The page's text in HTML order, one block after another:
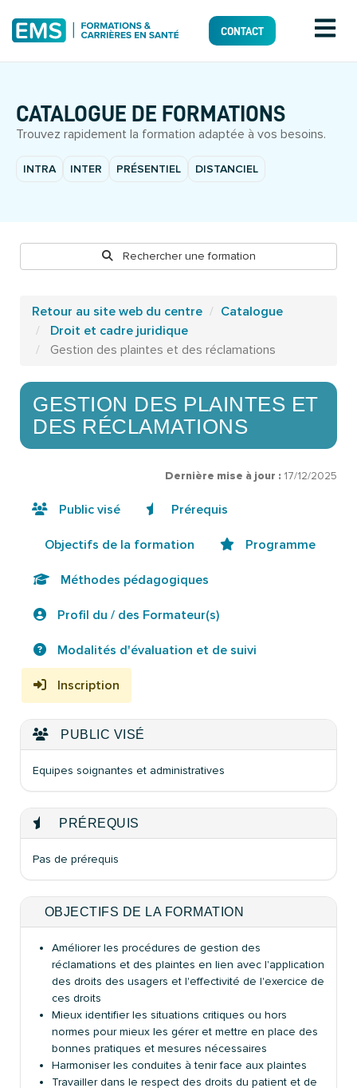
CONTACT
CATALOGUE DE FORMATIONS
Trouvez rapidement la formation adaptée à vos besoins.
INTRA INTER PRÉSENTIEL DISTANCIEL
Rechercher une formation
Retour au site web du centre
Catalogue
Droit et cadre juridique
Gestion des plaintes et des réclamations
GESTION DES PLAINTES ET
DES RÉCLAMATIONS
Dernière mise à jour : 17/12/2025
Public visé Prérequis
Objectifs de la formation Programme
Méthodes pédagogiques
Profil du / des Formateur(s)
Modalités d'évaluation et de suivi
Inscription
PUBLIC VISÉ
Equipes soignantes et administratives
PRÉREQUIS
Pas de prérequis
OBJECTIFS DE LA FORMATION
Améliorer les procédures de gestion des
réclamations et des plaintes en lien avec l'application
des droits des usagers et l'effectivité de l'exercice de
ces droits
Mieux identifier les situations critiques ou hors
normes pour mieux les gérer et mettre en place des
bonnes pratiques et mesures nécessaires
Harmoniser les conduites à tenir face aux plaintes
Travailler dans le respect des droits du patient et de